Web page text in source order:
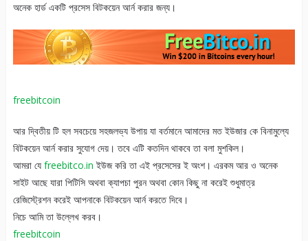
অনেক হার্ড একটি প্রসেস বিটকয়েন আর্ন করার জন্য।
freebitcoin
আর দ্বিতীয় টি হল সবচেয়ে সহজলভ্য উপায় যা বর্তমানে আমাদের মত ইউজার কে বিনামুল্যে
বিটকয়েন আর্ন করার সুযোগ দেয়। তবে এটি কতদিন থাকবে তা বলা মুশকিল।
আমরা যে freebitco.in ইউজ করি তা এই প্রসেসের ই অংশ। এরকম আর ও অনেক
সাইট আছে যারা পিটিসি অথবা ক্যাপচা পুরন অথবা কোন কিছু না করেই শুধুমাত্র
রেজিস্ট্রেশন করেই আপনাকে বিটকয়েন আর্ন করতে দিবে।
নিচে আমি তা উল্লেখ করব।
freebitcoin